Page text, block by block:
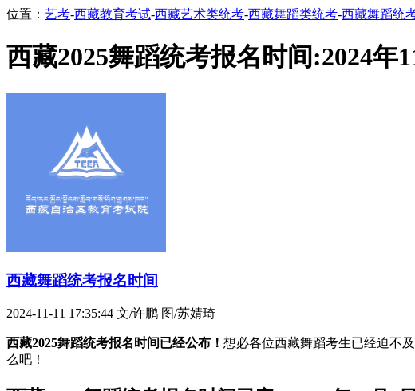
位置： 艺考-西藏教育考试-西藏艺术类统考-西藏舞蹈类统考-西藏舞蹈统
西藏2025舞蹈统考报名时间:2024年
西藏舞蹈统考报名时间
2024-11-11 17:35:44 文/许鹏 图/苏婧琦
西藏2025舞蹈统考报名时间已经公布！ 想必各位西藏舞蹈考生已经迫不
么吧！